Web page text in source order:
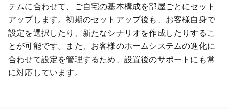
テムに合わせて、ご自宅の基本構成を部屋ごとにセット
アップします。初期のセットアップ後も、お客様自身で
設定を選択したり、新たなシナリオを作成したりするこ
とが可能です。また、お客様のホームシステムの進化に
合わせて設定を管理するため、設置後のサポートにも常
に対応しています。